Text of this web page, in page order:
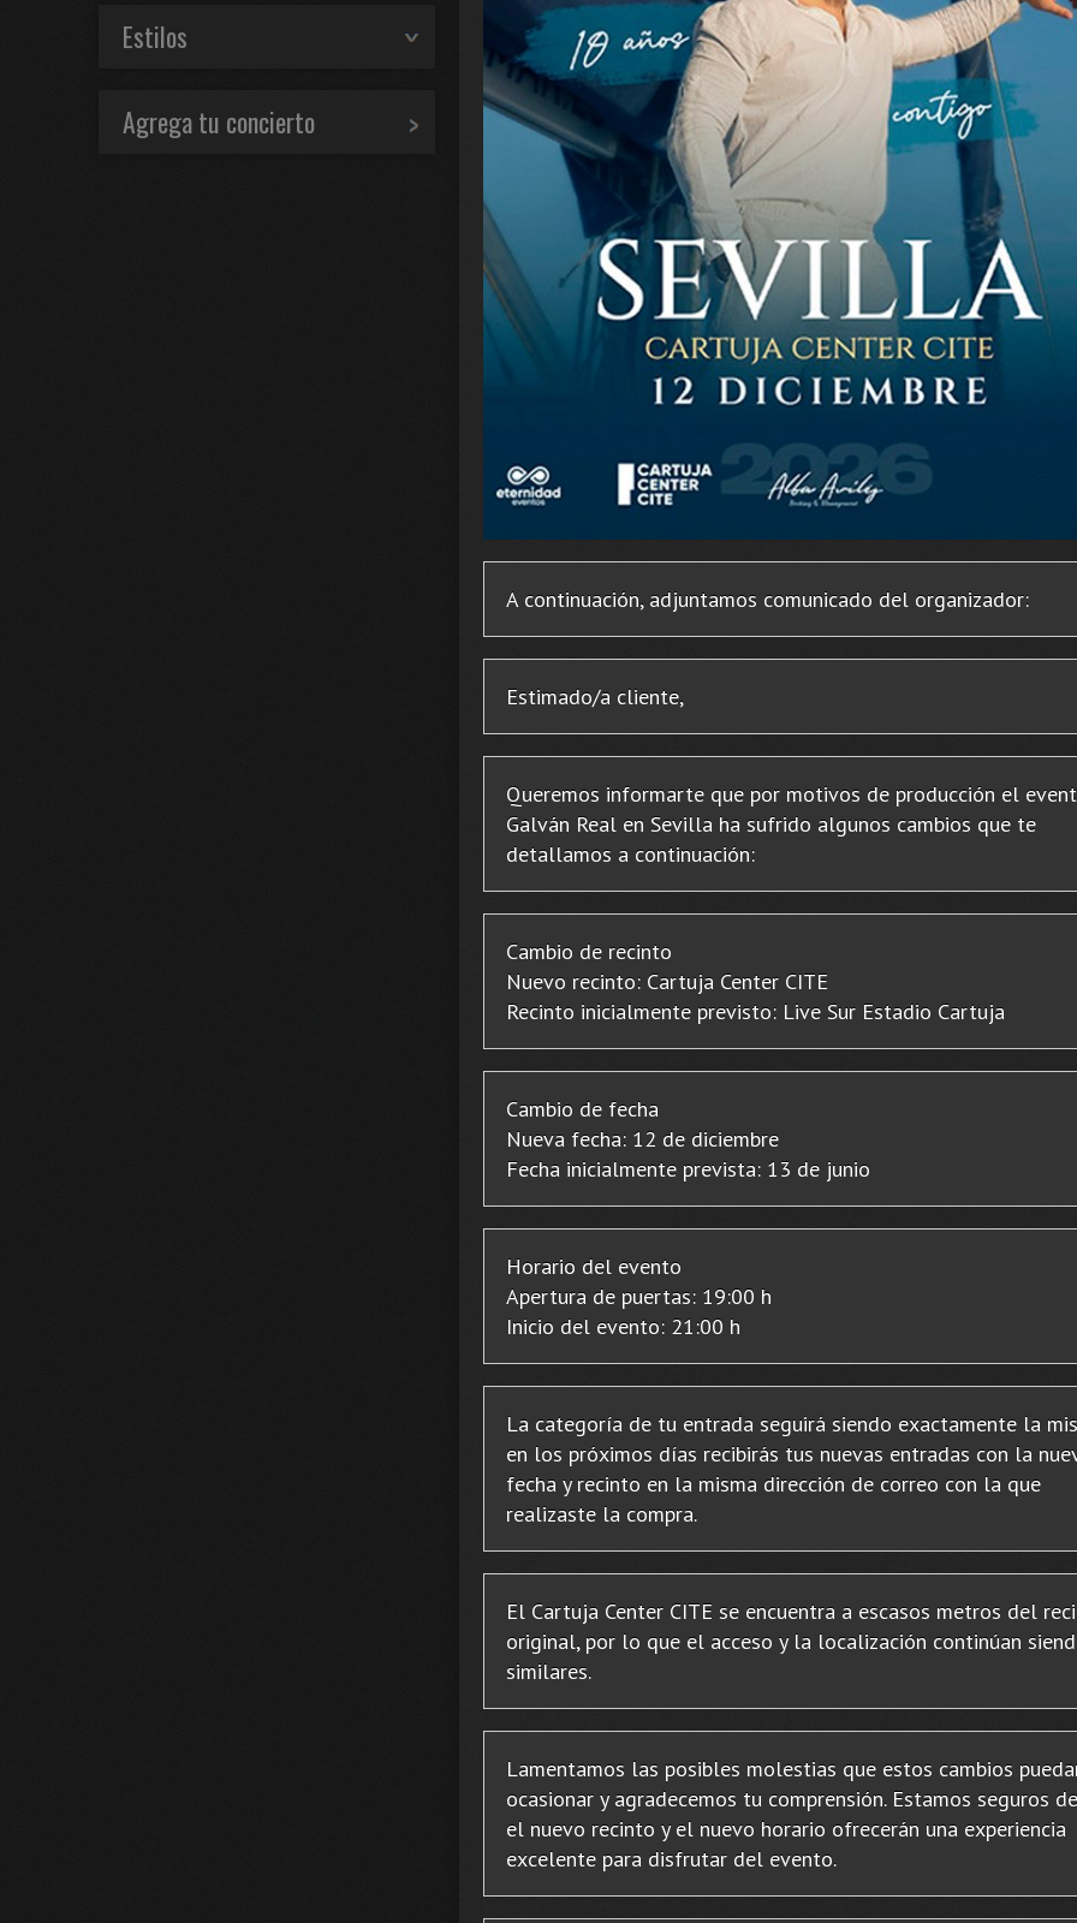
A continuación, adjuntamos comunicado del organizador:
Estimado/a cliente,
Queremos informarte que por motivos de producción el
Galván Real en Sevilla ha sufrido algunos cambios que te
detallamos a continuación:
Cambio de recinto
Nuevo recinto: Cartuja Center CITE
Recinto inicialmente previsto: Live Sur Estadio Cartuja
Cambio de fecha
Nueva fecha: 12 de diciembre
Fecha inicialmente prevista: 13 de junio
Horario del evento
Apertura de puertas: 19:00 h
Inicio del evento: 21:00 h
La categoría de tu entrada seguirá siendo exactamente la
en los próximos días recibirás tus nuevas entradas con la
fecha y recinto en la misma dirección de correo con la que
realizaste la compra.
El Cartuja Center CITE se encuentra a escasos metros del
original, por lo que el acceso y la localización continúan
similares.
Lamentamos las posibles molestias que estos cambios
ocasionar y agradecemos tu comprensión. Estamos seguros
el nuevo recinto y el nuevo horario ofrecerán una experiencia
excelente para disfrutar del evento.
Estilos
Agrega tu concierto